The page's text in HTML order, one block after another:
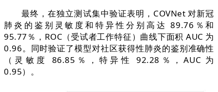
最终，在独立测试集中验证表明，COVNet 对新冠
肺炎的鉴别灵敏度和特异性分别高达 89.76％和
95.77％，ROC（受试者工作特征）曲线下面积 AUC 为
0.96。同时验证了模型对社区获得性肺炎的鉴别准确性
（灵敏度 86.85％，特异性 92.28％，AUC 为
0.95）。